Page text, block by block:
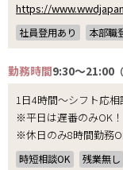
https://
社員登用あり 本部職
勤務時間9:30～21:00
1日4時間～シフト応相
※平日は遅番のみOK！
※休日のみ8時間勤務
時短相談OK 残業無し